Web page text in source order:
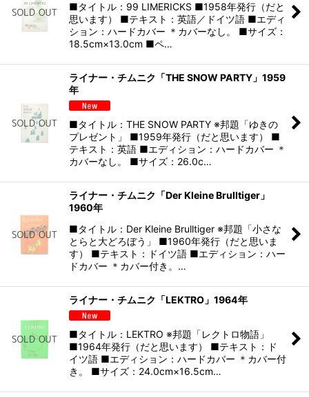
■タイトル：99 LIMERICKS ■1958年発行（だと
思います） ■テキスト：英語／ドイツ語 ■エディ
ション：ハードカバー ＊カバーなし。 ■サイズ：
18.5cm×13.0cm ■ペ…
ライナー・チムニク「THE SNOW PARTY」1959
年
■タイトル：THE SNOW PARTY ※邦題「ゆきの
プレゼント」 ■1959年発行（だと思います） ■
テキスト：英語 ■エディション：ハードカバー ＊
カバーなし。 ■サイズ：26.0c…
ライナー・チムニク「Der Kleine Brulltiger」
1960年
■タイトル：Der Kleine Brulltiger ※邦題「小さな
とらと大どろぼう」 ■1960年発行（だと思いま
す） ■テキスト：ドイツ語 ■エディション：ハー
ドカバー ＊カバー付き。…
ライナー・チムニク「LEKTRO」1964年
■タイトル：LEKTRO ※邦題「レクトロ物語」
■1964年発行（だと思います） ■テキスト：ド
イツ語 ■エディション：ハードカバー ＊カバー付
き。 ■サイズ：24.0cm×16.5cm…